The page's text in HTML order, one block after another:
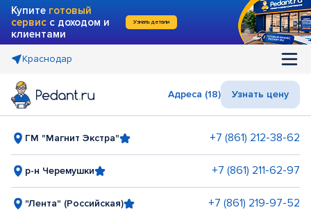
Купите готовый
сервис с доходом и
клиентами
Узнать детали
Краснодар
Адреса (18) Узнать цену
ГМ "Магнит Экстра" +7 (861) 212-38-62
р-н Черемушки +7 (861) 211-62-97
"Лента" (Российская) +7 (861) 219-97-52